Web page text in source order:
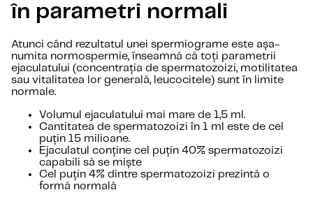
în parametri normali
Atunci când rezultatul unei spermiograme este așa-
numita normospermie, înseamnă că toți parametrii
ejaculatului (concentrația de spermatozoizi, motilitatea
sau vitalitatea lor generală, leucocitele) sunt în limite
normale.
Volumul ejaculatului mai mare de 1,5 ml.
Cantitatea de spermatozoizi în 1 ml este de cel
puțin 15 milioane.
Ejaculatul conține cel puțin 40% spermatozoizi
capabili să se miște
Cel puțin 4% dintre spermatozoizi prezintă o
formă normală